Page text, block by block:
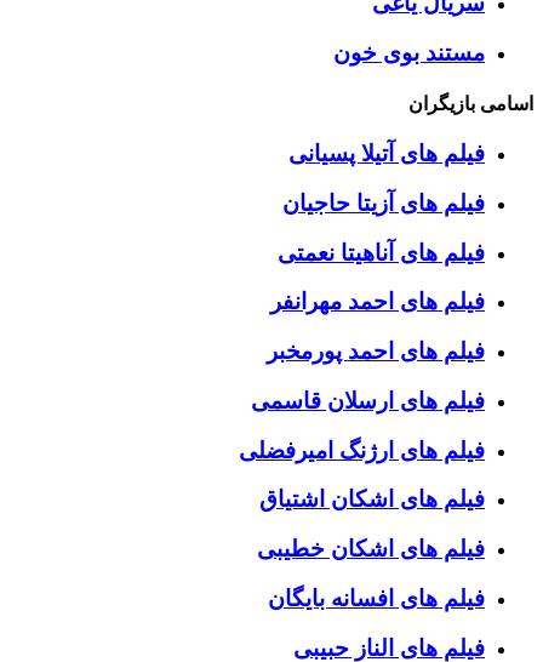
مستند بوی خون
اسامی بازیگران
فیلم های آتیلا پسیانی
فیلم های آزیتا حاجیان
فیلم های آناهیتا نعمتی
فیلم های احمد مهرانفر
فیلم های احمد پورمخبر
فیلم های ارسلان قاسمی
فیلم های ارژنگ امیرفضلی
فیلم های اشکان اشتیاق
فیلم های اشکان خطیبی
فیلم های افسانه بایگان
فیلم های الناز حبیبی